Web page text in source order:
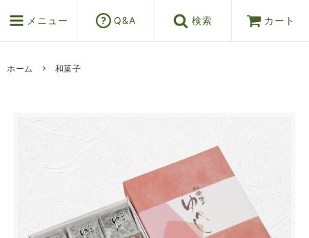
メニュー Q&A 検索 カート
ホーム 和菓子